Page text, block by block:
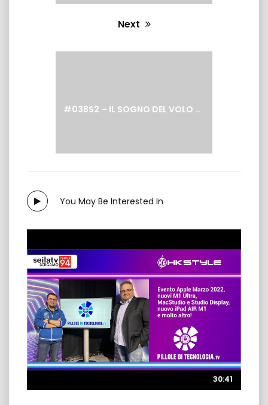
Next
#038S2 – IL SOGNO DEL VOLO RACCONTATO TRAMITE LA TECNOLOGIA PRESSO IL MUSEO LEONARDO3 DI MILANO
You May Be Interested In
30:41
30:41